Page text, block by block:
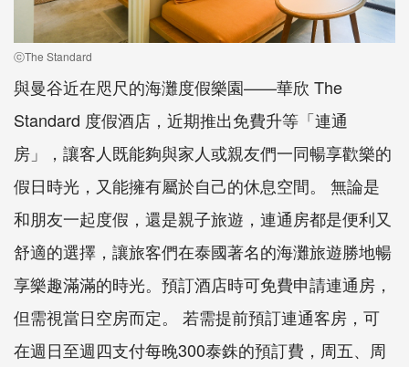
ⓒThe Standard
與曼谷近在咫尺的海灘度假樂園——華欣 The
Standard 度假酒店，近期推出免費升等「連通
房」，讓客人既能夠與家人或親友們一同暢享歡樂的
假日時光，又能擁有屬於自己的休息空間。 無論是
和朋友一起度假，還是親子旅遊，連通房都是便利又
舒適的選擇，讓旅客們在泰國著名的海灘旅遊勝地暢
享樂趣滿滿的時光。預訂酒店時可免費申請連通房，
但需視當日空房而定。 若需提前預訂連通客房，可
在週日至週四支付每晚300泰銖的預訂費，周五、周